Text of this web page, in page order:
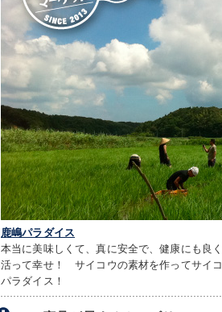
鹿嶋パラダイス
本当に美味しくて、真に安全で、健康にも良
活って幸せ！ サイコウの素材を作ってサイ
パラダイス！